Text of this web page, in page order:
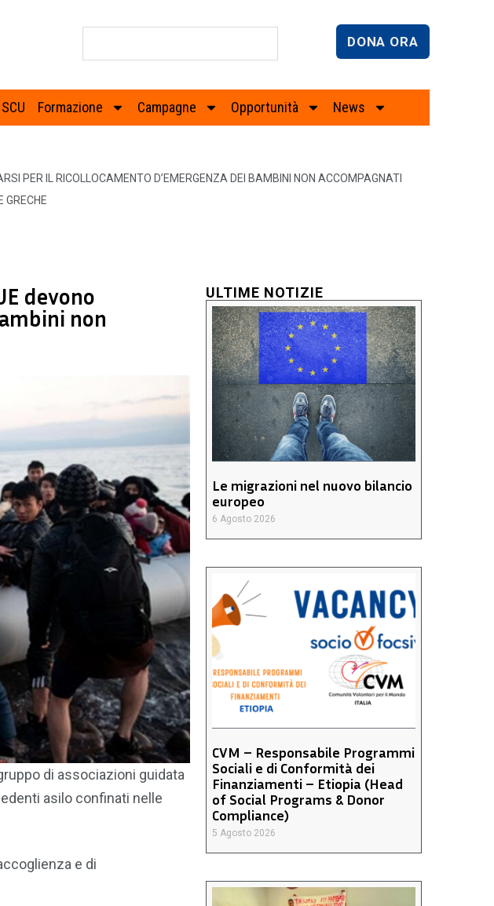
DONA ORA
Formazione Campagne Opportunità News
PER IL RICOLLOCAMENTO D’EMERGENZA DEI BAMBINI NON ACCOMPAGNATI
GRECHE
devono
non
di associazioni guidata
asilo confinati nelle
e di
ULTIME NOTIZIE
Le migrazioni nel nuovo bilancio
europeo
6 Agosto 2026
CVM – Responsabile Programmi
Sociali e di Conformità dei
Finanziamenti – Etiopia (Head
of Social Programs & Donor
Compliance)
5 Agosto 2026